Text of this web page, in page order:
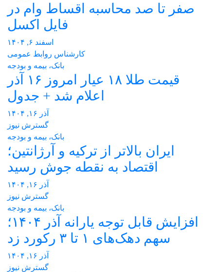
صفر تا صد محاسبه اقساط وام در
فایل اکسل
اسفند ۶, ۱۴۰۴
کارشناس روابط عمومی
بانک، بیمه و بودجه
قیمت طلا ۱۸ عیار امروز ۱۶ آذر
اعلام شد + جدول
آذر ۱۶, ۱۴۰۴
گسترش نیوز
بانک، بیمه و بودجه
ایران بالاتر از ترکیه و آرژانتین؛
اقتصاد به نقطه جوش رسید
آذر ۱۶, ۱۴۰۴
گسترش نیوز
بانک، بیمه و بودجه
افزایش قابل توجه یارانه آذر ۱۴۰۴؛
سهم دهک‌های ۱ تا ۳ رکورد زد
آذر ۱۶, ۱۴۰۴
گسترش نیوز